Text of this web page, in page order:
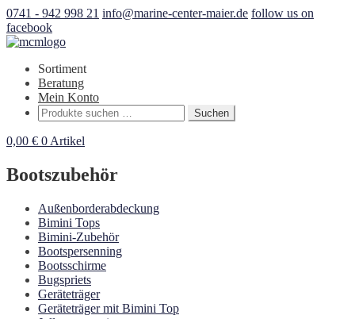
0741 - 942 998 21 info@marine-center-maier.de follow us on
facebook
Sortiment
Beratung
Mein Konto
Suchen
nach:
Suchen
0,00 € 0 Artikel
Bootszubehör
Außenborderabdeckung
Bimini Tops
Bimini-Zubehör
Bootspersenning
Bootsschirme
Bugspriets
Geräteträger
Geräteträger mit Bimini Top